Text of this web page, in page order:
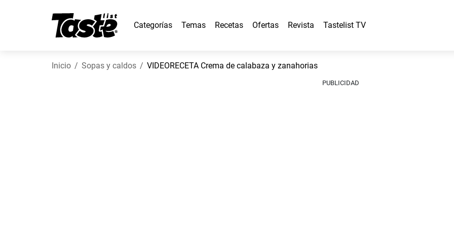
Categorías Temas Recetas Ofertas Revista Tastelist TV
Inicio Sopas y caldos VIDEORECETA Crema de calabaza y zanahorias
PUBLICIDAD